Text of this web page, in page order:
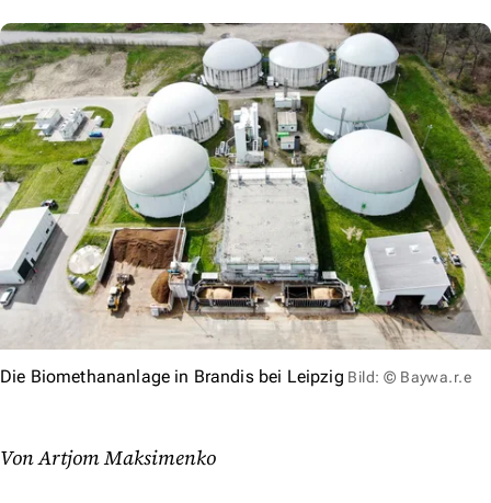
Die Biomethananlage in Brandis bei Leipzig Bild: © Baywa.r.e
Von Artjom Maksimenko